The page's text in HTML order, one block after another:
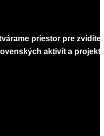
priestor pre
aktivít a